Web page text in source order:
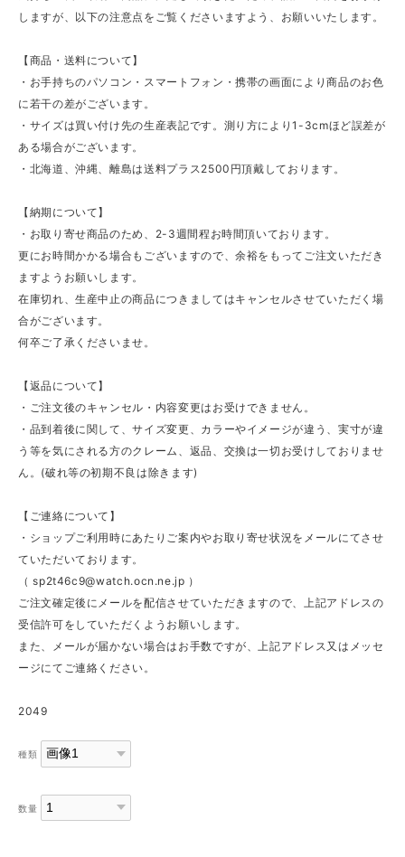
しますが、以下の注意点をご覧くださいますよう、お願いいたします。
【商品・送料について】
・お手持ちのパソコン・スマートフォン・携帯の画面により商品のお色
に若干の差がございます。
・サイズは買い付け先の生産表記です。測り方により1-3cmほど誤差が
ある場合がございます。
・北海道、沖縄、離島は送料プラス2500円頂戴しております。
【納期について】
・お取り寄せ商品のため、2-3週間程お時間頂いております。
更にお時間かかる場合もございますので、余裕をもってご注文いただき
ますようお願いします。
在庫切れ、生産中止の商品につきましてはキャンセルさせていただく場
合がございます。
何卒ご了承くださいませ。
【返品について】
・ご注文後のキャンセル・内容変更はお受けできません。
・品到着後に関して、サイズ変更、カラーやイメージが違う、実寸が違
う等を気にされる方のクレーム、返品、交換は一切お受けしておりませ
ん。(破れ等の初期不良は除きます)
【ご連絡について】
・ショップご利用時にあたりご案内やお取り寄せ状況をメールにてさせ
ていただいております。
（sp2t46c9@watch.ocn.ne.jp ）
ご注文確定後にメールを配信させていただきますので、上記アドレスの
受信許可をしていただくようお願いします。
また、メールが届かない場合はお手数ですが、上記アドレス又はメッセ
ージにてご連絡ください。
2049
種類
数量